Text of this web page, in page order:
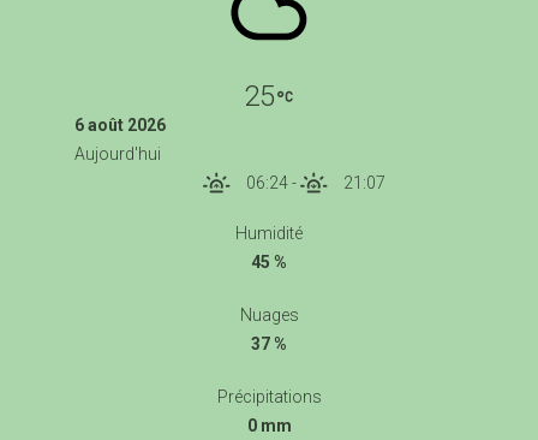
25
6 août 2026
Aujourd'hui
06:24- 21:07
Humidité
45 %
Nuages
37 %
Précipitations
0 mm